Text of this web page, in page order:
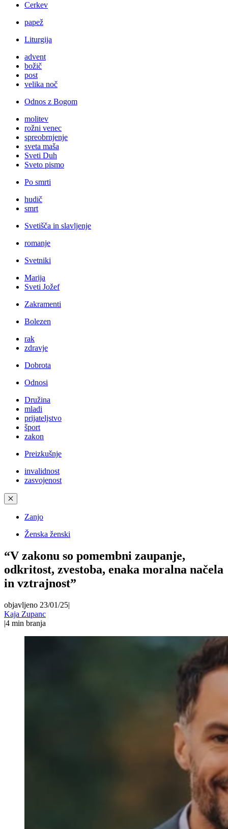
Cerkev
papež
Liturgija
advent
božič
post
velika noč
Odnos z Bogom
molitev
rožni venec
spreobrnjenje
sveta maša
Sveti Duh
Sveto pismo
Po smrti
hudič
smrt
Svetišča in slavljenje
romanje
Svetniki
Marija
Sveti Jožef
Zakramenti
Bolezen
rak
zdravje
Dobrota
Odnosi
Družina
mladi
prijateljstvo
šport
zakon
Preizkušnje
invalidnost
zasvojenost
✕
Zanjo
Ženska ženski
“V zakonu so pomembni zaupanje,
odkritost, zvestoba, enaka moralna načela
in vztrajnost”
objavljeno 23/01/25|
Kaja Zupanc
|4 min branja